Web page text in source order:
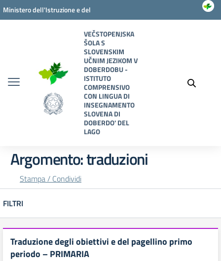
Vai ai contenuti
Vai al menu di navigazione
Vai al footer
Ministero dell'Istruzione e del
VEČSTOPENJSKA
ŠOLA S
SLOVENSKIM
UČNIM JEZIKOM V
DOBERDOBU -
ISTITUTO
COMPRENSIVO
CON LINGUA DI
INSEGNAMENTO
SLOVENA DI
DOBERDO' DEL
LAGO
Argomento: traduzioni
Stampa / Condividi
FILTRI
Traduzione degli obiettivi e del pagellino primo
periodo – PRIMARIA